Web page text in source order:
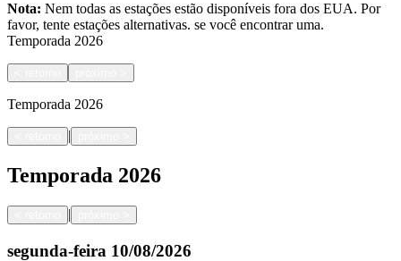
Nota: Nem todas as estações estão disponíveis fora dos EUA. Por
favor, tente estações alternativas. se você encontrar uma.
Temporada 2026
Temporada 2026
|
Temporada 2026
|
segunda-feira 10/08/2026